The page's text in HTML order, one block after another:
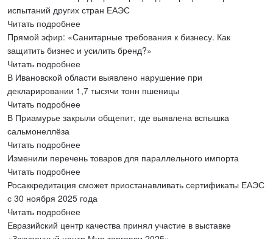
испытаний других стран ЕАЭС
Читать подробнее
Прямой эфир: «Санитарные требования к бизнесу. Как
защитить бизнес и усилить бренд?»
Читать подробнее
В Ивановской области выявлено нарушение при
декларировании 1,7 тысячи тонн пшеницы
Читать подробнее
В Приамурье закрыли общепит, где выявлена вспышка
сальмонеллёза
Читать подробнее
Изменили перечень товаров для параллельного импорта
Читать подробнее
Росаккредитация сможет приостанавливать сертификаты ЕАЭС
с 30 ноября 2025 года
Читать подробнее
Евразийский центр качества принял участие в выставке